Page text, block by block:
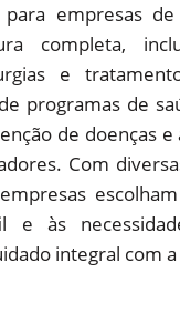
para empresas
completa,
e
programas de
de doenças
Com
e às
integral com